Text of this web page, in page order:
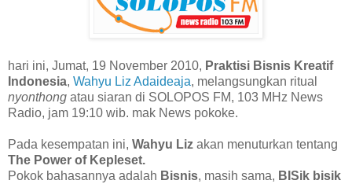
hari ini, Jumat, 19 November 2010, Praktisi Bisnis Kreatif
Indonesia, Wahyu Liz Adaideaja, melangsungkan ritual
nyonthong atau siaran di SOLOPOS FM, 103 MHz News
Radio, jam 19:10 wib. mak News pokoke.
Pada kesempatan ini, Wahyu Liz akan menuturkan tentang
The Power of Kepleset.
Pokok bahasannya adalah Bisnis, masih sama, BISik bisik